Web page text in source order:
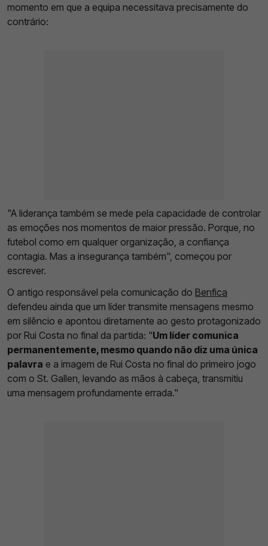
momento em que a equipa necessitava precisamente do
contrário:
"A liderança também se mede pela capacidade de controlar
as emoções nos momentos de maior pressão. Porque, no
futebol como em qualquer organização, a confiança
contagia. Mas a insegurança também", começou por
escrever.
O antigo responsável pela comunicação do Benfica
defendeu ainda que um líder transmite mensagens mesmo
em silêncio e apontou diretamente ao gesto protagonizado
por Rui Costa no final da partida: "Um líder comunica
permanentemente, mesmo quando não diz uma única
palavra e a imagem de Rui Costa no final do primeiro jogo
com o St. Gallen, levando as mãos à cabeça, transmitiu
uma mensagem profundamente errada."